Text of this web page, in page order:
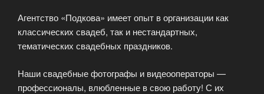
Агентство «Подкова» имеет опыт в организации как
классических свадеб, так и нестандартных,
тематических свадебных праздников.
Наши свадебные фотографы и видеооператоры —
профессионалы, влюбленные в свою работу! С их